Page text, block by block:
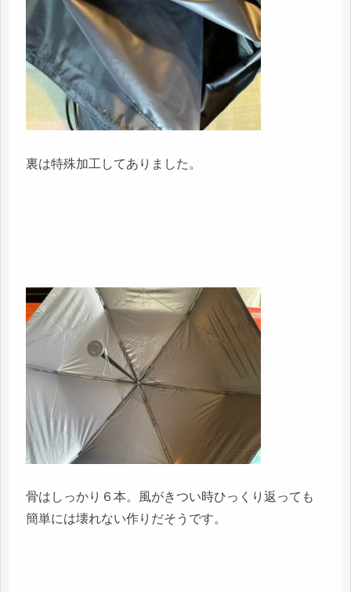
裏は特殊加工してありました。
骨はしっかり６本。風がきつい時ひっくり返っても
簡単には壊れない作りだそうです。